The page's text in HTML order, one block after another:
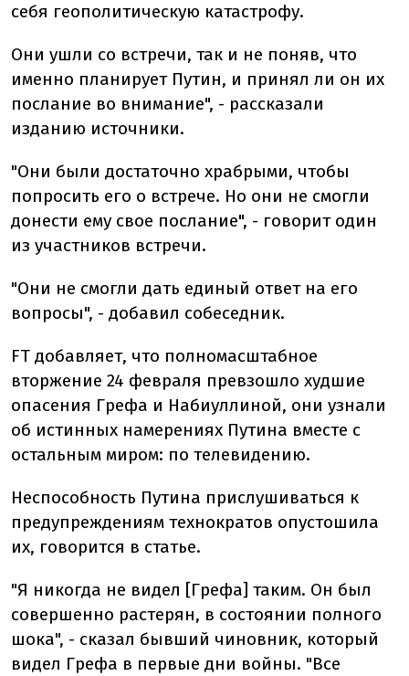
себя геополитическую катастрофу.
Они ушли со встречи, так и не поняв, что
именно планирует Путин, и принял ли он их
послание во внимание", - рассказали
изданию источники.
"Они были достаточно храбрыми, чтобы
попросить его о встрече. Но они не смогли
донести ему свое послание", - говорит один
из участников встречи.
"Они не смогли дать единый ответ на его
вопросы", - добавил собеседник.
FT добавляет, что полномасштабное
вторжение 24 февраля превзошло худшие
опасения Грефа и Набиуллиной, они узнали
об истинных намерениях Путина вместе с
остальным миром: по телевидению.
Неспособность Путина прислушиваться к
предупреждениям технократов опустошила
их, говорится в статье.
"Я никогда не видел [Грефа] таким. Он был
совершенно растерян, в состоянии полного
шока", - сказал бывший чиновник, который
видел Грефа в первые дни войны. "Все